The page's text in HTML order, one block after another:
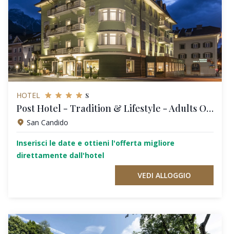
HOTEL s
Post Hotel - Tradition & Lifestyle - Adults Only
San Candido
Inserisci le date e ottieni l'offerta migliore
direttamente dall'hotel
VEDI ALLOGGIO